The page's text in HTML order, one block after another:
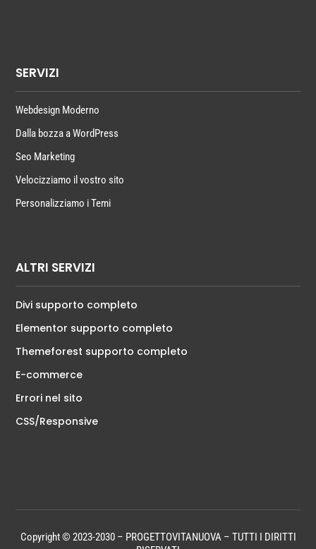
SERVIZI
Webdesign Moderno
Dalla bozza a WordPress
Seo Marketing
Velocizziamo il vostro sito
Personalizziamo i Temi
ALTRI SERVIZI
Divi supporto completo
Elementor supporto completo
Themeforest supporto completo
E-commerce
Errori nel sito
CSS/Responsive
Copyright © 2023-2030 – PROGETTOVITANUOVA – TUTTI I DIRITTI